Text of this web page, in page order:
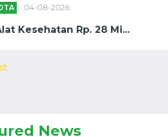
04-08-2026
Kesehatan Rp. 28 Mi...
News